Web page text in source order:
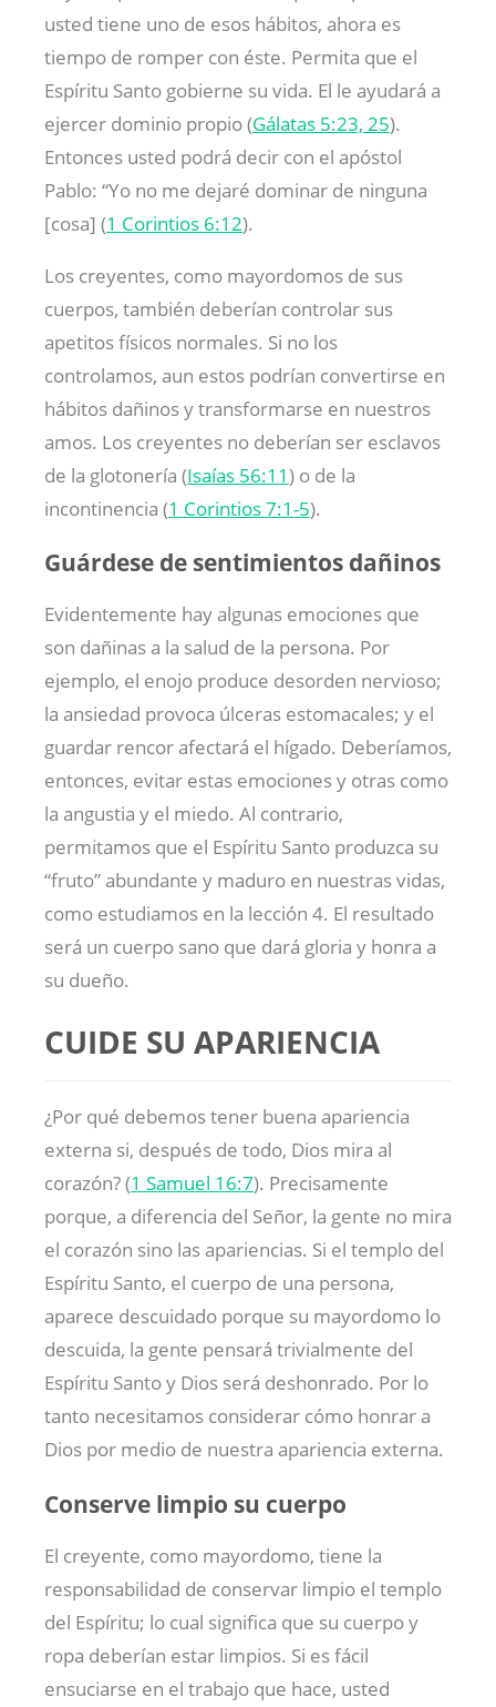
usted tiene uno de esos hábitos, ahora es
tiempo de romper con éste. Permita que el
Espíritu Santo gobierne su vida. El le ayudará a
ejercer dominio propio (Gálatas 5:23, 25).
Entonces usted podrá decir con el apóstol
Pablo: “Yo no me dejaré dominar de ninguna
[cosa] (1 Corintios 6:12).
Los creyentes, como mayordomos de sus
cuerpos, también deberían controlar sus
apetitos físicos normales. Si no los
controlamos, aun estos podrían convertirse en
hábitos dañinos y transformarse en nuestros
amos. Los creyentes no deberían ser esclavos
de la glotonería (Isaías 56:11) o de la
incontinencia (1 Corintios 7:1-5).
Guárdese de sentimientos dañinos
Evidentemente hay algunas emociones que
son dañinas a la salud de la persona. Por
ejemplo, el enojo produce desorden nervioso;
la ansiedad provoca úlceras estomacales; y el
guardar rencor afectará el hígado. Deberíamos,
entonces, evitar estas emociones y otras como
la angustia y el miedo. Al contrario,
permitamos que el Espíritu Santo produzca su
“fruto” abundante y maduro en nuestras vidas,
como estudiamos en la lección 4. El resultado
será un cuerpo sano que dará gloria y honra a
su dueño.
CUIDE SU APARIENCIA
¿Por qué debemos tener buena apariencia
externa si, después de todo, Dios mira al
corazón? (1 Samuel 16:7). Precisamente
porque, a diferencia del Señor, la gente no mira
el corazón sino las apariencias. Si el templo del
Espíritu Santo, el cuerpo de una persona,
aparece descuidado porque su mayordomo lo
descuida, la gente pensará trivialmente del
Espíritu Santo y Dios será deshonrado. Por lo
tanto necesitamos considerar cómo honrar a
Dios por medio de nuestra apariencia externa.
Conserve limpio su cuerpo
El creyente, como mayordomo, tiene la
responsabilidad de conservar limpio el templo
del Espíritu; lo cual significa que su cuerpo y
ropa deberían estar limpios. Si es fácil
ensuciarse en el trabajo que hace, usted